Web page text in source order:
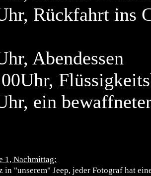
Rückfahrt ins
Abendessen
ein
1, Nachmittag:
in "unserem" Jeep, jeder Fotograf hat